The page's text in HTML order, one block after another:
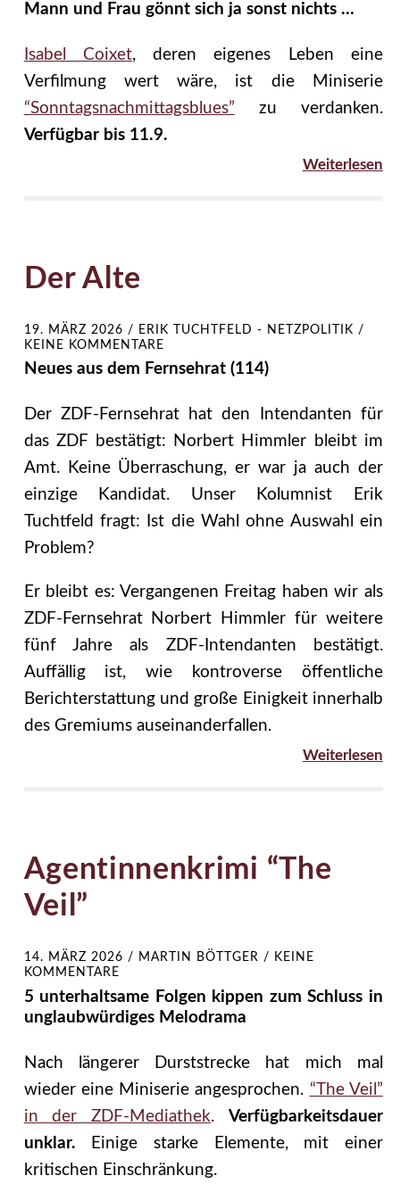
Mann und Frau gönnt sich ja sonst nichts …
Isabel Coixet, deren eigenes Leben eine
Verfilmung wert wäre, ist die Miniserie
“Sonntagsnachmittagsblues” zu verdanken.
Verfügbar bis 11.9.
Weiterlesen
Der Alte
19. MÄRZ 2026 / ERIK TUCHTFELD - NETZPOLITIK /
KEINE KOMMENTARE
Neues aus dem Fernsehrat (114)
Der ZDF-Fernsehrat hat den Intendanten für
das ZDF bestätigt: Norbert Himmler bleibt im
Amt. Keine Überraschung, er war ja auch der
einzige Kandidat. Unser Kolumnist Erik
Tuchtfeld fragt: Ist die Wahl ohne Auswahl ein
Problem?
Er bleibt es: Vergangenen Freitag haben wir als
ZDF-Fernsehrat Norbert Himmler für weitere
fünf Jahre als ZDF-Intendanten bestätigt.
Auffällig ist, wie kontroverse öffentliche
Berichterstattung und große Einigkeit innerhalb
des Gremiums auseinanderfallen.
Weiterlesen
Agentinnenkrimi “The
Veil”
14. MÄRZ 2026 / MARTIN BÖTTGER /
KEINE
KOMMENTARE
5 unterhaltsame Folgen kippen zum Schluss in
unglaubwürdiges Melodrama
Nach längerer Durststrecke hat mich mal
wieder eine Miniserie angesprochen. “The Veil”
in der ZDF-Mediathek. Verfügbarkeitsdauer
unklar. Einige starke Elemente, mit einer
kritischen Einschränkung.